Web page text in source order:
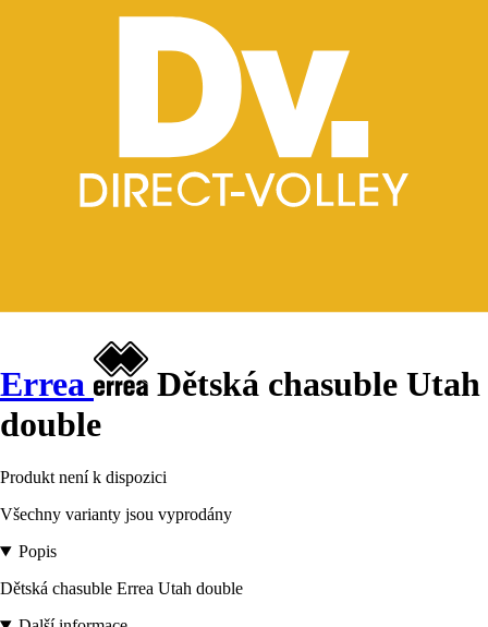
Errea
Dětská chasuble Utah
double
Produkt není k dispozici
Všechny varianty jsou vyprodány
Popis
Dětská chasuble Errea Utah double